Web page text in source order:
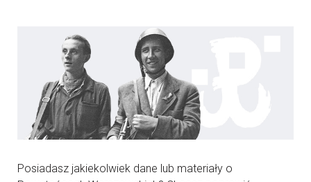
Posiadasz jakiekolwiek dane lub materiały o